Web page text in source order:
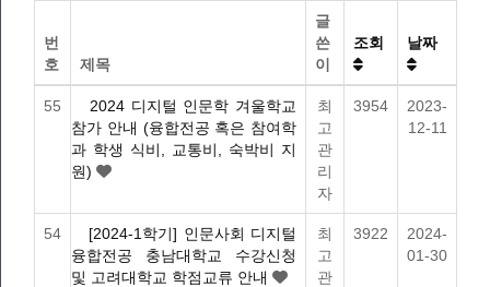
번
호
제목
글
쓴
이
조회 날짜
55
2024 디지털 인문학 겨울학교
참가 안내 (융합전공 혹은 참여학
과 학생 식비, 교통비, 숙박비 지
원)
최
고
관
리
자
3954
2023-
12-11
54
[2024-1학기] 인문사회 디지털
융합전공 충남대학교 수강신청
및 고려대학교 학점교류 안내
최
고
관
3922
2024-
01-30